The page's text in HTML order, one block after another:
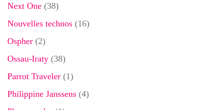
Next One (38)
Nouvelles technos (16)
Ospher (2)
Ossau-Iraty (38)
Parrot Traveler (1)
Philippine Janssens (4)